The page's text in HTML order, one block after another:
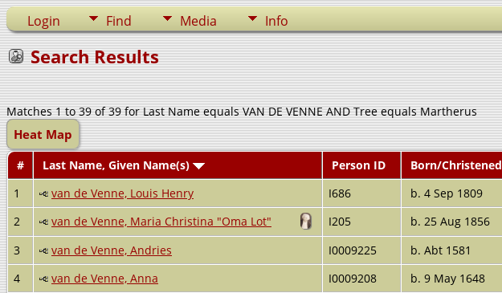
Login Find Media Info
Search Results
Matches 1 to 39 of 39 for Last Name equals VAN DE VENNE AND Tree equals Martherus
Heat Map
# Last Name, Given Name(s) Person ID Born/Christened
1
van de Venne, Louis Henry I686 b. 4 Sep 1809
2
van de Venne, Maria Christina "Oma Lot" I205 b. 25 Aug 1856
3
van de Venne, Andries I0009225 b. Abt 1581
4
van de Venne, Anna I0009208 b. 9 May 1648